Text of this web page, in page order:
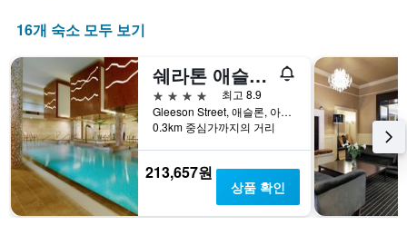
16개 숙소 모두 보기
쉐라톤 애슬론 호텔
4성급
최고 8.9
Gleeson Street, 애슬론, 아일랜드
0.3km 중심가까지의 거리
213,657원
상품 확인